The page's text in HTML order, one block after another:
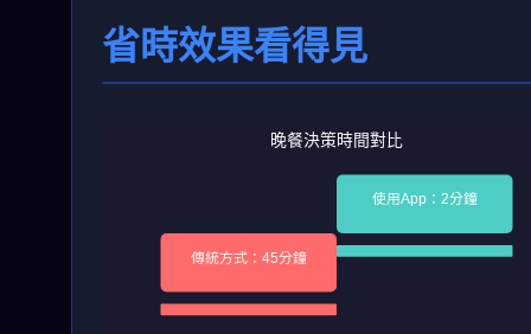
省時效果看得見
傳統方式：45分鐘
使用App：2分鐘
晚餐決策時間對比